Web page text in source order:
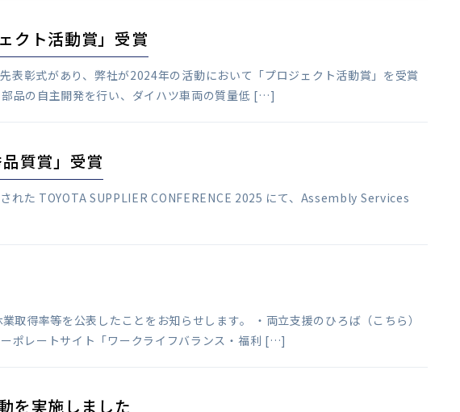
クト活動賞」受賞
表彰式があり、弊社が2024年の活動において「プロジェクト活動賞」を受賞
品の自主開発を行い、ダイハツ車両の質量低 […]
質賞」受賞
れた TOYOTA SUPPLIER CONFERENCE 2025 にて、Assembly Services
取得率等を公表したことをお知らせします。 ・両立支援のひろば（こちら）
ポレートサイト「ワークライフバランス・福利 […]
を実施しました